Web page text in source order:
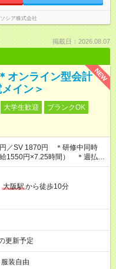
シア株式会社
掲載日：2026.08.07
NEW
オンライン型会計
イン＞
大学生歓迎
ブランクOK
／SV 1870円 ＊研修中同時
1550円×7.25時間） ＊週払い
大阪駅から徒歩10分
更新予定
服装自由